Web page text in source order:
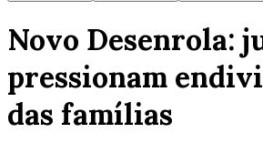
Novo Desenrola:
pressionam
das famílias